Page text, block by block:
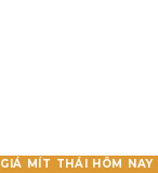
GIÁ MÍT THÁI HÔM NAY